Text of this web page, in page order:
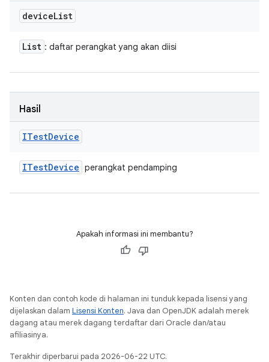
deviceList
List : daftar perangkat yang akan diisi
Hasil
ITestDevice
ITestDevice perangkat pendamping
Apakah informasi ini membantu?
Konten dan contoh kode di halaman ini tunduk kepada lisensi yang
dijelaskan dalam Lisensi Konten. Java dan OpenJDK adalah merek
dagang atau merek dagang terdaftar dari Oracle dan/atau
afiliasinya.
Terakhir diperbarui pada 2026-06-22 UTC.